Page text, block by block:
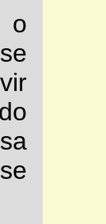
o